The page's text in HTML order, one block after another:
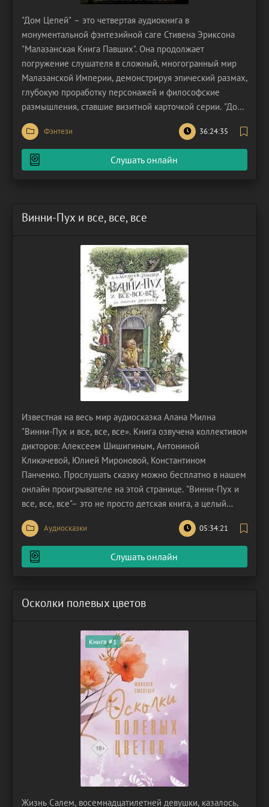
"Дом Цепей" – это четвертая аудиокнига в
монументальной фэнтезийной саге Стивена Эриксона
"Малазанская Книга Павших". Она продолжает
погружение слушателя в сложный, многогранный мир
Малазанской Империи, демонстрируя эпический размах,
глубокую проработку персонажей и философские
размышления, ставшие визитной карточкой серии. "Дом
Цепей" разворачивается параллельно с событиями
предыдущих книг, но фокусируется на новом, крайне
важном театре военных действий. После разорительной
войны против Т'лан
Фэнтези 36:24:35
Слушать онлайн
Винни-Пух и все, все, все
Известная на весь мир аудиосказка Алана Милна
"Винни-Пух и все, все, все». Книга озвучена коллективом
дикторов: Алексеем Шишигиным, Антониной
Кликачевой, Юлией Мироновой, Константином
Панченко. Прослушать сказку можно бесплатно в нашем
онлайн проигрывателе на этой странице. "Винни-Пух и
все, все, все"– это не просто детская книга, а целый
феномен, который вот уже почти сто лет остается
любимым произведением для детей и взрослых по
всему миру. Написанная английским писателем Аланом
Александром
Аудиосказки 05:34:21
Слушать онлайн
Осколки полевых цветов
Книга #1
Жизнь Салем, восемнадцатилетней девушки, казалось,